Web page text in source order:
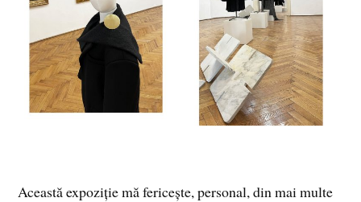
Această expoziție mă fericește, personal, din mai multe